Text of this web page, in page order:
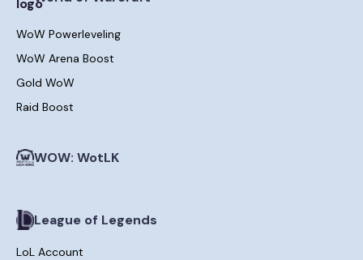
WoW Powerleveling
WoW Arena Boost
Gold WoW
Raid Boost
WOW: WotLK
League of Legends
LoL Account